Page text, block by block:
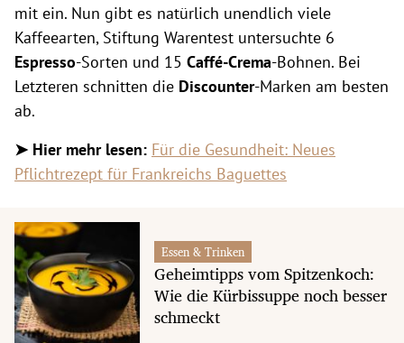
mit ein. Nun gibt es natürlich unendlich viele
Kaffeearten, Stiftung Warentest untersuchte 6
Espresso-Sorten und 15 Caffé-Crema-Bohnen. Bei
Letzteren schnitten die Discounter-Marken am besten
ab.
➤ Hier mehr lesen: Für die Gesundheit: Neues
Pflichtrezept für Frankreichs Baguettes
Essen & Trinken
Geheimtipps vom Spitzenkoch:
Wie die Kürbissuppe noch besser
schmeckt